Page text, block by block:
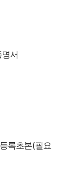
서
록초본(필요